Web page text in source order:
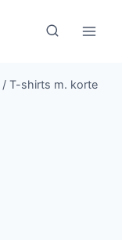
/ T-shirts m. korte